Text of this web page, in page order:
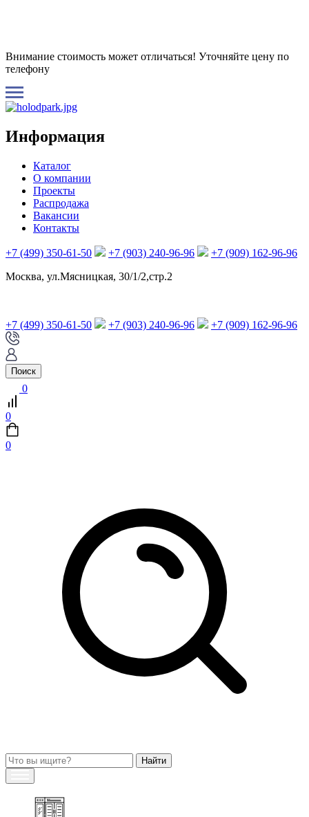
Внимание стоимость может отличаться! Уточняйте цену по
телефону
Информация
Каталог
О компании
Проекты
Распродажа
Вакансии
Контакты
+7 (499) 350-61-50 +7 (903) 240-96-96
+7 (909) 162-96-96
Москва, ул.Мясницкая, 30/1/2,стр.2
+7 (499) 350-61-50 +7 (903) 240-96-96 +7 (909) 162-96-96
Поиск
0
0
0